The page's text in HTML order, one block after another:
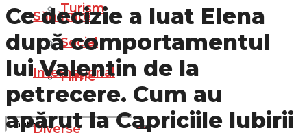
Turism
Social
Filme
Sănătate
Internațional
Diverse
Ce decizie a luat Elena
după comportamentul
lui Valentin de la
petrecere. Cum au
apărut la Capriciile Iubirii